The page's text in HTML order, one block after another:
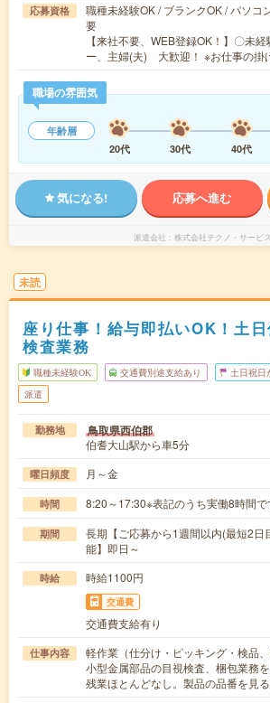
応募資格
職種未経験OK / ブランクOK / パソコ
要
【来社不要、WEB登録OK！】〇未
ー、主婦(夫) 大歓迎！ ※お仕事の掛
職場の雰囲気
年齢層
20代
30代 40代
気になる! 応募へ進む
派遣会社 株式会社テクノ・サービス
未読
座り仕事！給与即払いOK！土
検査業務
職種未経験OK 交通費別途支給あり 土日祝日
派遣
勤務地 鳥取県西伯郡
伯耆大山駅から車5分
曜日頻度 月～金
時間 8:20～17:30※表記のうち実働8時間で
期間
長期【ご応募から1週間以内(最短2日
能】即日～
時給 時給1100円
交通費
交通費支給有り
仕事内容
軽作業（仕分け・ピッキング・検品、
小型金属部品の目視検査、梱包業務
残業ほとんどなし。製品の品番を見